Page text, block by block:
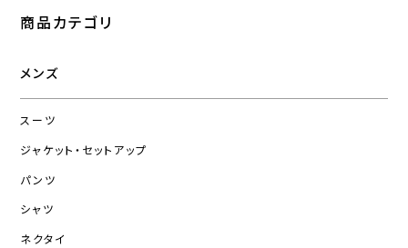
商品カテゴリ
メンズ
スーツ
ジャケット・セットアップ
パンツ
シャツ
ネクタイ